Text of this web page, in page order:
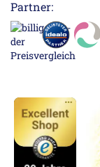
Partner: